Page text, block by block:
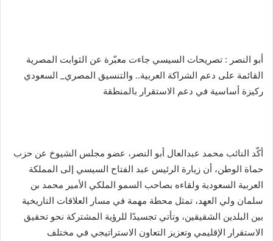
أبو النصر : تصريحات السيسي جاءت معبّرة عن الثوابت المصرية
القائمة على دعم الشراكة العربية.. والتنسيق المصري_ السعودي
ركيزة أساسية في دعم الاستقرار بالمنطقة
أكّد النائب محمد عبدالعال أبو النصر، عضو مجلس الشيوخ عن حزب
حماة الوطن، أن زيارة الرئيس عبد الفتاح السيسي إلى المملكة
العربية السعودية ولقاءه بصاحب السمو الملكي الأمير محمد بن
سلمان ولي العهد، تمثل محطة مهمة في مسار العلاقات التاريخية
بين البلدين الشقيقين، وتأتي تجسيدًا للرؤية المشتركة نحو تحقيق
الاستقرار الإقليمي وتعزيز التعاون الاستراتيجي في مختلف